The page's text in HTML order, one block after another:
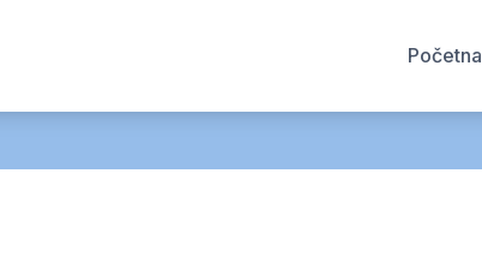
Početna